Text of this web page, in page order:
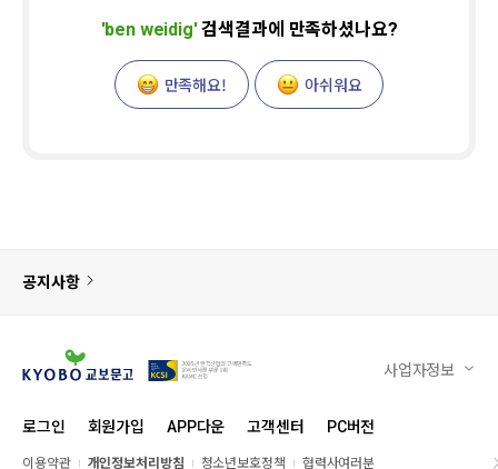
'ben weidig'검색결과에 만족하셨나요?
만족해요! 아쉬워요
공지사항
사업자정보
로그인 회원가입 APP다운 고객센터 PC버전
이용약관 개인정보처리방침 청소년보호정책 협력사여러분